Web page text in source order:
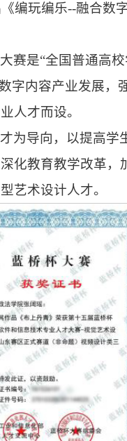
编玩编乐--融合数
赛是“全国普通高
字内容产业发展，
人才而设。
为导向，以提高学
化教育教学改革
艺术设计人才。